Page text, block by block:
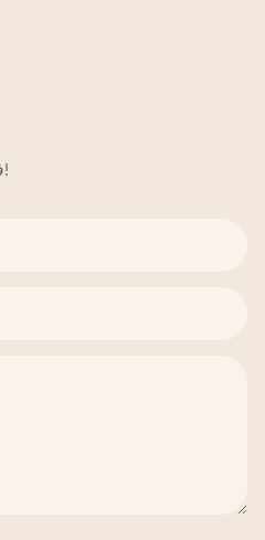
فقط اترك بريدك الإلكتروني أو رقم هاتفك في نموذج الاتصال حتى نتمكن من إرسال عرض أسعار مجاني لنا لمجموعة واسعة من التصاميم!